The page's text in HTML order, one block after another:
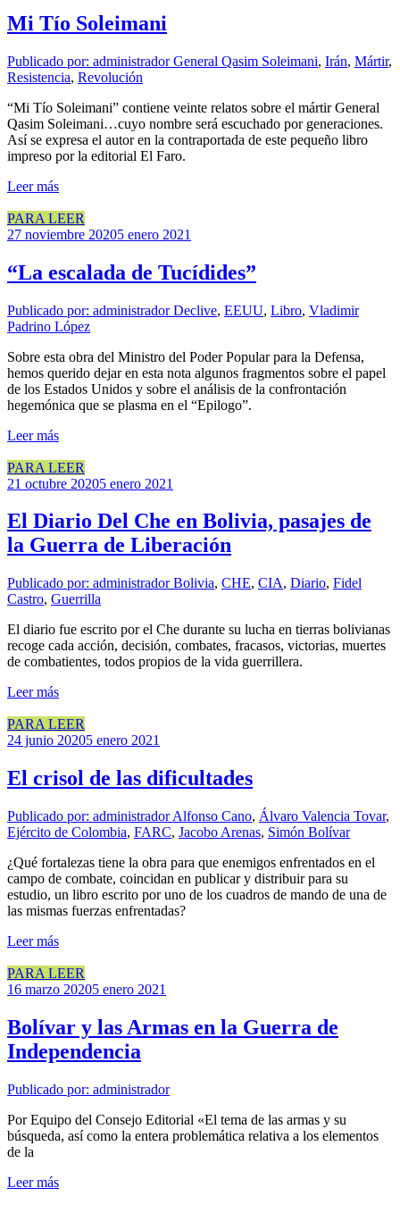
Mi Tío Soleimani
Publicado por: administradorGeneral Qasim Soleimani, Irán, Mártir,
Resistencia, Revolución
“Mi Tío Soleimani” contiene veinte relatos sobre el mártir General
Qasim Soleimani…cuyo nombre será escuchado por generaciones.
Así se expresa el autor en la contraportada de este pequeño libro
impreso por la editorial El Faro.
Leer más
PARA LEER
27 noviembre 20205 enero 2021
“La escalada de Tucídides”
Publicado por: administradorDeclive, EEUU, Libro, Vladimir
Padrino López
Sobre esta obra del Ministro del Poder Popular para la Defensa,
hemos querido dejar en esta nota algunos fragmentos sobre el papel
de los Estados Unidos y sobre el análisis de la confrontación
hegemónica que se plasma en el “Epilogo”.
Leer más
PARA LEER
21 octubre 20205 enero 2021
El Diario Del Che en Bolivia, pasajes de
la Guerra de Liberación
Publicado por: administradorBolivia, CHE, CIA, Diario, Fidel
Castro, Guerrilla
El diario fue escrito por el Che durante su lucha en tierras bolivianas
recoge cada acción, decisión, combates, fracasos, victorias, muertes
de combatientes, todos propios de la vida guerrillera.
Leer más
PARA LEER
24 junio 20205 enero 2021
El crisol de las dificultades
Publicado por: administradorAlfonso Cano, Álvaro Valencia Tovar,
Ejército de Colombia, FARC, Jacobo Arenas, Simón Bolívar
¿Qué fortalezas tiene la obra para que enemigos enfrentados en el
campo de combate, coincidan en publicar y distribuir para su
estudio, un libro escrito por uno de los cuadros de mando de una de
las mismas fuerzas enfrentadas?
Leer más
PARA LEER
16 marzo 20205 enero 2021
Bolívar y las Armas en la Guerra de
Independencia
Publicado por: administrador
Por Equipo del Consejo Editorial «El tema de las armas y su
búsqueda, así como la entera problemática relativa a los elementos
de la
Leer más